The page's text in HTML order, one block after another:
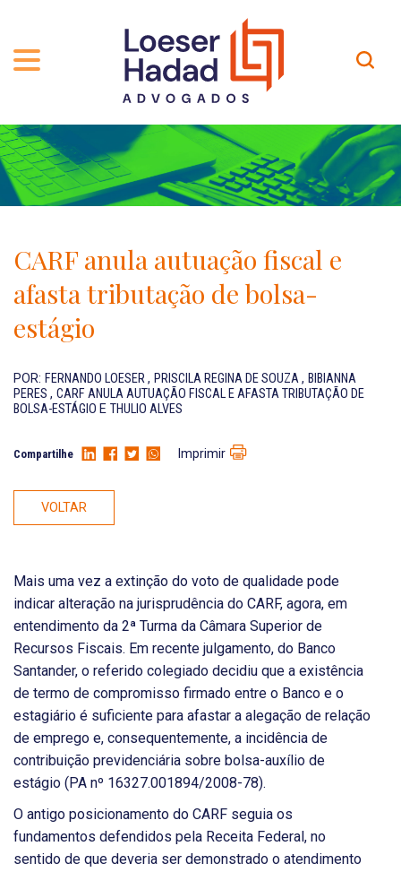
QUEM SOMOS
TRAJETÓRIA
INCLUSÃO E DIVERSIDADE
PRÊMIOS
NOSSA EQUIPE
ÁREAS DE ATUAÇÃO
PROFISSIONAIS
CARREIRA
Contato
Localização
CARF anula autuação fiscal e
afasta tributação de bolsa-
estágio
POR: FERNANDO LOESER, PRISCILA REGINA DE SOUZA, BIBIANNA
PERES , CARF ANULA AUTUAÇÃO FISCAL E AFASTA TRIBUTAÇÃO DE
BOLSA-ESTÁGIO E THULIO ALVES
Compartilhe Imprimir
VOLTAR
Mais uma vez a extinção do voto de qualidade pode
indicar alteração na jurisprudência do CARF, agora, em
entendimento da 2ª Turma da Câmara Superior de
Recursos Fiscais. Em recente julgamento, do Banco
Santander, o referido colegiado decidiu que a existência
de termo de compromisso firmado entre o Banco e o
estagiário é suficiente para afastar a alegação de relação
de emprego e, consequentemente, a incidência de
contribuição previdenciária sobre bolsa-auxílio de
estágio (PA nº 16327.001894/2008-78).
O antigo posicionamento do CARF seguia os
fundamentos defendidos pela Receita Federal, no
sentido de que deveria ser demonstrado o atendimento